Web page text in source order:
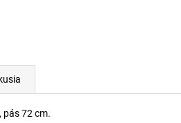
pás 72 cm.